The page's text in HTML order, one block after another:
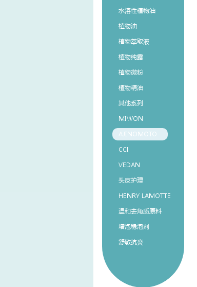
水溶性植物油
植物油
植物萃取液
植物纯露
植物微粉
植物精油
其他系列
MIWON
AJINOMOTO
CCI
VEDAN
头皮护理
HENRY LAMOTTE
温和去角质原料
增泡稳泡剂
舒敏抗炎